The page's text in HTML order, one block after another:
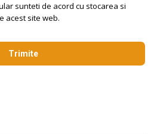
sunteti de acord cu stocarea si
acest site web.